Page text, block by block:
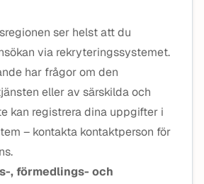
ser helst att du
via rekryteringssystemet.
har frågor om den
eller av särskilda och
kan registrera dina uppgifter i
– kontakta kontaktperson för
, förmedlings- och